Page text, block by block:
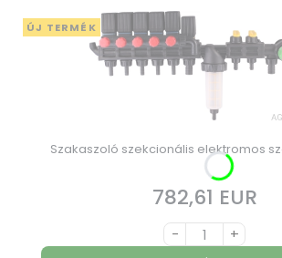
ÚJ TERMÉK
Szakaszoló szekcionális elektromos
Ár
782,61 EUR
- +